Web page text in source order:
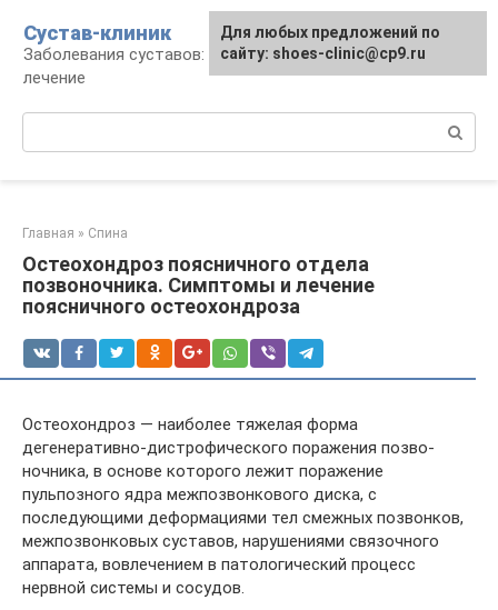
контенту
Сустав-клиник
Заболевания суставов: профилактика и
лечение
Главная » Спина
Остеохондроз поясничного отдела
позвоночника. Симптомы и лечение
поясничного остеохондроза
Остеохондроз — наиболее тяжелая форма
дегенеративно-дистрофического поражения по­зво­
ночника, в основе которого лежит поражение
пульпозного ядра межпозвонкового диска, с
последующими деформациями тел смежных позвонков,
межпозвонковых суставов, нарушениями связочного
аппарата, вовлечением в патологический процесс
нервной системы и сосудов.
Для любых предложений по
сайту: shoes-clinic@cp9.ru